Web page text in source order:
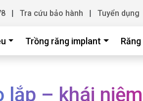
| Tra cứu bảo hành | Tuyển dụng
Trồng răng implant
lắp – khái